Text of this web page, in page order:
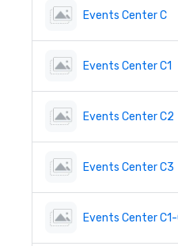
Events Center C
Events Center C1
Events Center C2
Events Center C3
Events Center